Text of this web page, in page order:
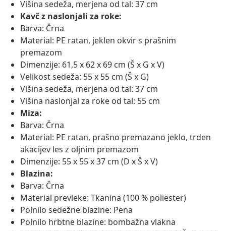
Višina sedeža, merjena od tal: 37 cm
Kavč z naslonjali za roke:
Barva: Črna
Material: PE ratan, jeklen okvir s prašnim
premazom
Dimenzije: 61,5 x 62 x 69 cm (Š x G x V)
Velikost sedeža: 55 x 55 cm (Š x G)
Višina sedeža, merjena od tal: 37 cm
Višina naslonjal za roke od tal: 55 cm
Miza:
Barva: Črna
Material: PE ratan, prašno premazano jeklo, trden
akacijev les z oljnim premazom
Dimenzije: 55 x 55 x 37 cm (D x Š x V)
Blazina:
Barva: Črna
Material prevleke: Tkanina (100 % poliester)
Polnilo sedežne blazine: Pena
Polnilo hrbtne blazine: bombažna vlakna